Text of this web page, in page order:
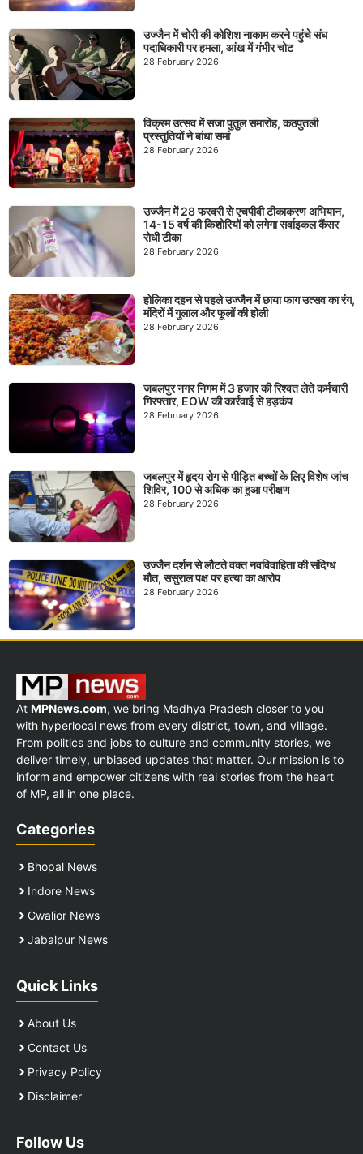
उज्जैन में चोरी की कोशिश नाकाम करने पहुंचे संघ
पदाधिकारी पर हमला, आंख में गंभीर चोट
28 February 2026
विक्रम उत्सव में सजा पुतुल समारोह, कठपुतली
प्रस्तुतियों ने बांधा समां
28 February 2026
उज्जैन में 28 फरवरी से एचपीवी टीकाकरण अभियान,
14-15 वर्ष की किशोरियों को लगेगा सर्वाइकल कैंसर
रोधी टीका
28 February 2026
होलिका दहन से पहले उज्जैन में छाया फाग उत्सव का रंग,
मंदिरों में गुलाल और फूलों की होली
28 February 2026
जबलपुर नगर निगम में 3 हजार की रिश्वत लेते कर्मचारी
गिरफ्तार, EOW की कार्रवाई से हड़कंप
28 February 2026
जबलपुर में हृदय रोग से पीड़ित बच्चों के लिए विशेष जांच
शिविर, 100 से अधिक का हुआ परीक्षण
28 February 2026
उज्जैन दर्शन से लौटते वक्त नवविवाहिता की संदिग्ध
मौत, ससुराल पक्ष पर हत्या का आरोप
28 February 2026
At MPNews.com, we bring Madhya Pradesh closer to you
with hyperlocal news from every district, town, and village.
From politics and jobs to culture and community stories, we
deliver timely, unbiased updates that matter. Our mission is to
inform and empower citizens with real stories from the heart
of MP, all in one place.
Categories
Bhopal News
Indore News
Gwalior News
Jabalpur News
Quick Links
About Us
Contact Us
Privacy Policy
Disclaimer
Follow Us